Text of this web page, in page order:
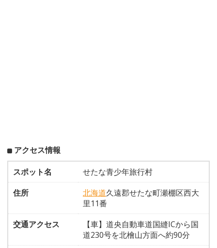
アクセス情報
スポット名
せたな青少年旅行村
住所
北海道久遠郡せたな町瀬棚区西大
里11番
交通アクセス
【車】道央自動車道国縫ICから国
道230号を北檜山方面へ約90分